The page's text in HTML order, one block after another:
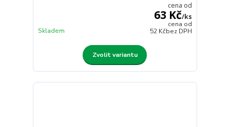
cena od
63 Kč/ks
cena od
52 Kčbez DPH
Skladem
Zvolit variantu